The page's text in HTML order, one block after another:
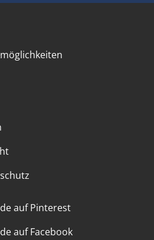
auf Pinterest
auf Facebook